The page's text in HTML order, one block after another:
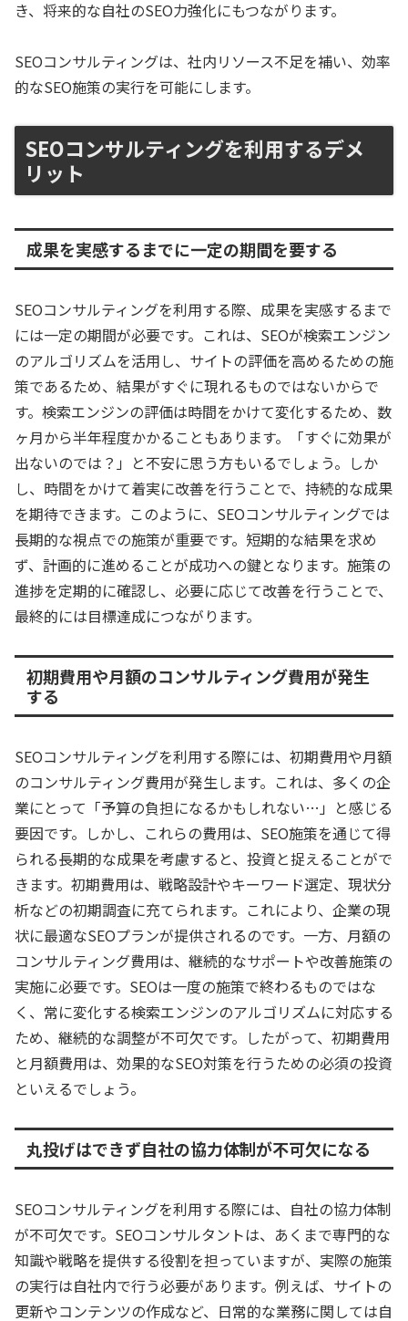
き、将来的な自社のSEO力強化にもつながります。
SEOコンサルティングは、社内リソース不足を補い、効率
的なSEO施策の実行を可能にします。
SEOコンサルティングを利用するデメ
リット
成果を実感するまでに一定の期間を要する
SEOコンサルティングを利用する際、成果を実感するまで
には一定の期間が必要です。これは、SEOが検索エンジン
のアルゴリズムを活用し、サイトの評価を高めるための施
策であるため、結果がすぐに現れるものではないからで
す。検索エンジンの評価は時間をかけて変化するため、数
ヶ月から半年程度かかることもあります。「すぐに効果が
出ないのでは？」と不安に思う方もいるでしょう。しか
し、時間をかけて着実に改善を行うことで、持続的な成果
を期待できます。このように、SEOコンサルティングでは
長期的な視点での施策が重要です。短期的な結果を求め
ず、計画的に進めることが成功への鍵となります。施策の
進捗を定期的に確認し、必要に応じて改善を行うことで、
最終的には目標達成につながります。
初期費用や月額のコンサルティング費用が発生
する
SEOコンサルティングを利用する際には、初期費用や月額
のコンサルティング費用が発生します。これは、多くの企
業にとって「予算の負担になるかもしれない…」と感じる
要因です。しかし、これらの費用は、SEO施策を通じて得
られる長期的な成果を考慮すると、投資と捉えることがで
きます。初期費用は、戦略設計やキーワード選定、現状分
析などの初期調査に充てられます。これにより、企業の現
状に最適なSEOプランが提供されるのです。一方、月額の
コンサルティング費用は、継続的なサポートや改善施策の
実施に必要です。SEOは一度の施策で終わるものではな
く、常に変化する検索エンジンのアルゴリズムに対応する
ため、継続的な調整が不可欠です。したがって、初期費用
と月額費用は、効果的なSEO対策を行うための必須の投資
といえるでしょう。
丸投げはできず自社の協力体制が不可欠になる
SEOコンサルティングを利用する際には、自社の協力体制
が不可欠です。SEOコンサルタントは、あくまで専門的な
知識や戦略を提供する役割を担っていますが、実際の施策
の実行は自社内で行う必要があります。例えば、サイトの
更新やコンテンツの作成など、日常的な業務に関しては自